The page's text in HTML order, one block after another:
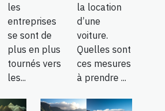
les
entreprises
se sont de
plus en plus
tournés vers
les...
la location
d’une
voiture.
Quelles sont
ces mesures
à prendre ...